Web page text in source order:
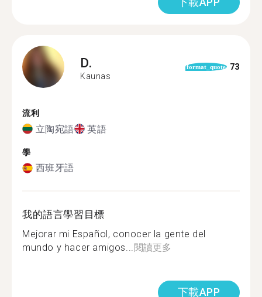
D.
Kaunas
format_quote 73
流利
立陶宛語 英語
學
西班牙語
我的語言學習目標
Mejorar mi Español, conocer la gente del
mundo y hacer amigos...閱讀更多
下載APP